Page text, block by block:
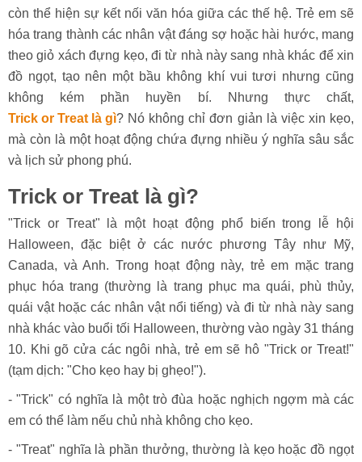
còn thể hiện sự kết nối văn hóa giữa các thế hệ. Trẻ em sẽ
hóa trang thành các nhân vật đáng sợ hoặc hài hước, mang
theo giỏ xách đựng kẹo, đi từ nhà này sang nhà khác để xin
đồ ngọt, tạo nên một bầu không khí vui tươi nhưng cũng
không kém phần huyền bí. Nhưng thực chất,
Trick or Treat là gì? Nó không chỉ đơn giản là việc xin kẹo,
mà còn là một hoạt động chứa đựng nhiều ý nghĩa sâu sắc
và lịch sử phong phú.
Trick or Treat là gì?
"Trick or Treat" là một hoạt động phổ biến trong lễ hội
Halloween, đặc biệt ở các nước phương Tây như Mỹ,
Canada, và Anh. Trong hoạt động này, trẻ em mặc trang
phục hóa trang (thường là trang phục ma quái, phù thủy,
quái vật hoặc các nhân vật nổi tiếng) và đi từ nhà này sang
nhà khác vào buổi tối Halloween, thường vào ngày 31 tháng
10. Khi gõ cửa các ngôi nhà, trẻ em sẽ hô "Trick or Treat!"
(tạm dịch: "Cho kẹo hay bị ghẹo!").
- "Trick" có nghĩa là một trò đùa hoặc nghịch ngợm mà các
em có thể làm nếu chủ nhà không cho kẹo.
- "Treat" nghĩa là phần thưởng, thường là kẹo hoặc đồ ngọt